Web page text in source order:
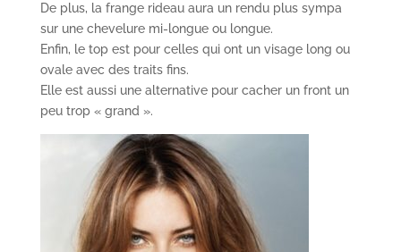
De plus, la frange rideau aura un rendu plus sympa
sur une chevelure mi-longue ou longue.
Enfin, le top est pour celles qui ont un visage long ou
ovale avec des traits fins.
Elle est aussi une alternative pour cacher un front un
peu trop « grand ».